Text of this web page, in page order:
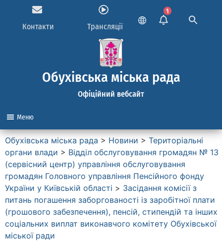
Контакти Трансляції
1
Обухівська міська рада
Офіційний вебсайт
Меню
Обухівська міська рада > Новини > Територіальні
органи влади > Вiддiл обслуговування громадян № 13
(сервiсний центр) управління обслуговування
громадян Головного управлiння Пенсiйного фонду
України у Київськiй областi > Засідання комісії з
питань погашення заборгованості із заробітної плати
(грошового забезпечення), пенсій, стипендій та інших
соціальних виплат виконавчого комітету Обухівської
міської ради